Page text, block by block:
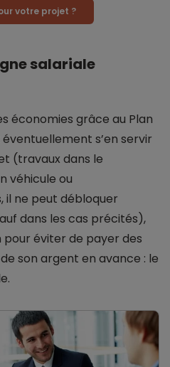
votre projet ?
salariale
économies grâce au Plan
s’en servir
(travaux dans le
véhicule ou
il ne peut débloquer
dans les cas précités),
pour éviter de payer des
son argent en avance : le